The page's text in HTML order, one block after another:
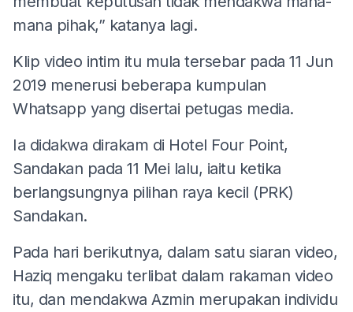
mana pihak,” katanya lagi.
Klip video intim itu mula tersebar pada 11 Jun
2019 menerusi beberapa kumpulan
Whatsapp yang disertai petugas media.
Ia didakwa dirakam di Hotel Four Point,
Sandakan pada 11 Mei lalu, iaitu ketika
berlangsungnya pilihan raya kecil (PRK)
Sandakan.
Pada hari berikutnya, dalam satu siaran video,
Haziq mengaku terlibat dalam rakaman video
itu, dan mendakwa Azmin merupakan individu